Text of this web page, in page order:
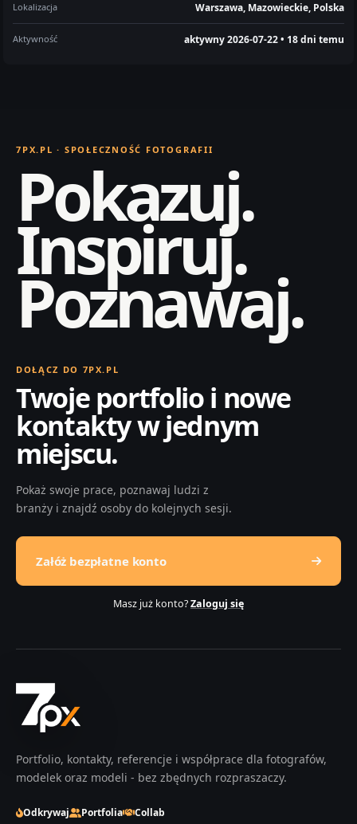
Lokalizacja Warszawa, Mazowieckie, Polska
Aktywność aktywny 2026-07-22 • 18 dni temu
7PX.PL · SPOŁECZNOŚĆ FOTOGRAFII
Pokazuj.
Inspiruj.
Poznawaj.
DOŁĄCZ DO 7PX.PL
Twoje portfolio i nowe
kontakty w jednym
miejscu.
Pokaż swoje prace, poznawaj ludzi z
branży i znajdź osoby do kolejnych sesji.
Załóż bezpłatne konto
Masz już konto?Zaloguj się
Portfolio, kontakty, referencje i współprace dla fotografów,
modelek oraz modeli - bez zbędnych rozpraszaczy.
Odkrywaj Portfolia Collab